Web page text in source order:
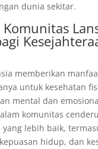
dunia sekitar.
memberikan
untuk kesehatan
mental dan
komunitas
lebih baik,
hidup, dan